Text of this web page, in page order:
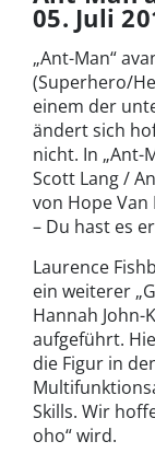
05. Juli
„Ant-Man“
(Superhero/
einem der
ändert sich
nicht. In „Ant-
Scott Lang /
von Hope Van
– Du hast es
Laurence
ein weiterer
Hannah John-
aufgeführt.
die Figur in
Skills. Wir
oho“ wird.